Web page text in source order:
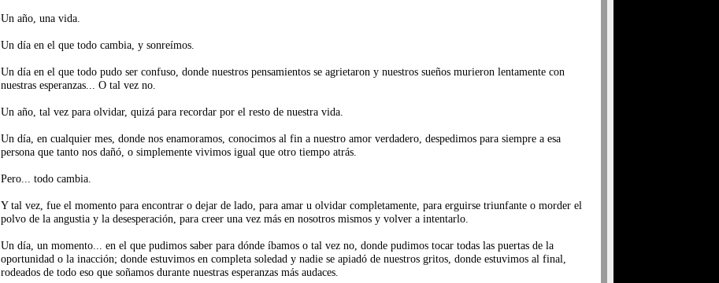
Un año, una vida.
Un día en el que todo cambia, y sonreímos.
Un día en el que todo pudo ser confuso, donde nuestros pensamientos se agrietaron y nuestros sueños murieron lentamente con
nuestras esperanzas... O tal vez no.
Un año, tal vez para olvidar, quizá para recordar por el resto de nuestra vida.
Un día, en cualquier mes, donde nos enamoramos, conocimos al fin a nuestro amor verdadero, despedimos para siempre a esa
persona que tanto nos dañó, o simplemente vivimos igual que otro tiempo atrás.
Pero... todo cambia.
Y tal vez, fue el momento para encontrar o dejar de lado, para amar u olvidar completamente, para erguirse triunfante o morder el
polvo de la angustia y la desesperación, para creer una vez más en nosotros mismos y volver a intentarlo.
Un día, un momento... en el que pudimos saber para dónde íbamos o tal vez no, donde pudimos tocar todas las puertas de la
oportunidad o la inacción; donde estuvimos en completa soledad y nadie se apiadó de nuestros gritos, donde estuvimos al final,
rodeados de todo eso que soñamos durante nuestras esperanzas más audaces.